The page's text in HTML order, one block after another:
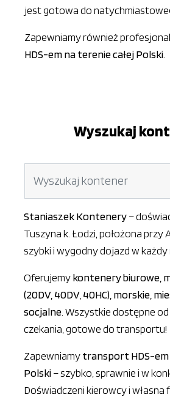
jest gotowa do
Zapewniamy również
HDS-em na terenie całej Polski
Wyszukaj
Staniaszek Kontenery–
Tuszyna k. Łodzi, położona przy
szybki i wygodny dojazd w każdy
Oferujemykontenery biurowe,
(20DV, 40DV, 40HC), morskie,
socjalne . Wszystkie dostępne
czekania, gotowe do transportu!
Zapewniamytransport HDS-em
Polski– szybko, sprawnie i w
Doświadczeni kierowcy i